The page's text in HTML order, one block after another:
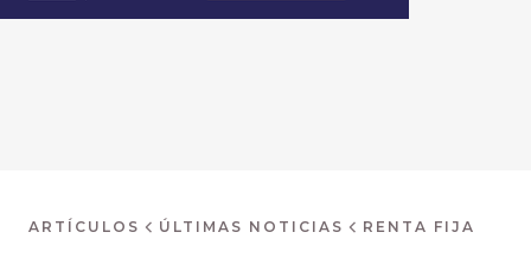
ARTÍCULOS ÚLTIMAS NOTICIAS RENTA FIJA